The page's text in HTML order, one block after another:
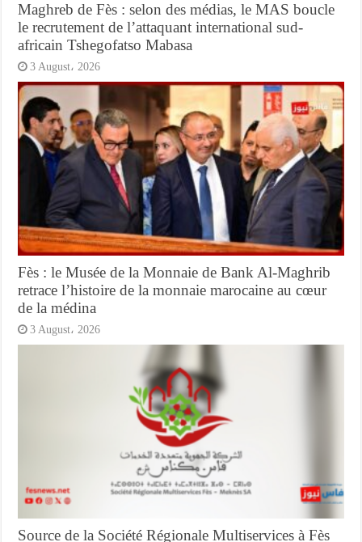
Maghreb de Fès : selon des médias, le MAS boucle
le recrutement de l’attaquant international sud-
africain Tshegofatso Mabasa
3 August، 2026
Fès : le Musée de la Monnaie de Bank Al-Maghrib
retrace l’histoire de la monnaie marocaine au cœur
de la médina
3 August، 2026
Source de la Société Régionale Multiservices à Fès